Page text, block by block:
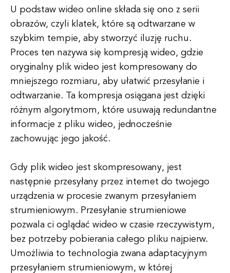
U podstaw wideo online składa się ono z serii
obrazów, czyli klatek, które są odtwarzane w
szybkim tempie, aby stworzyć iluzję ruchu.
Proces ten nazywa się kompresją wideo, gdzie
oryginalny plik wideo jest kompresowany do
mniejszego rozmiaru, aby ułatwić przesyłanie i
odtwarzanie. Ta kompresja osiągana jest dzięki
różnym algorytmom, które usuwają redundantne
informacje z pliku wideo, jednocześnie
zachowując jego jakość.
Gdy plik wideo jest skompresowany, jest
następnie przesyłany przez internet do twojego
urządzenia w procesie zwanym przesyłaniem
strumieniowym. Przesyłanie strumieniowe
pozwala ci oglądać wideo w czasie rzeczywistym,
bez potrzeby pobierania całego pliku najpierw.
Umożliwia to technologia zwana adaptacyjnym
przesyłaniem strumieniowym, w której